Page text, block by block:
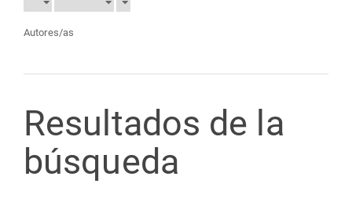
Autores/as
Resultados de la
búsqueda